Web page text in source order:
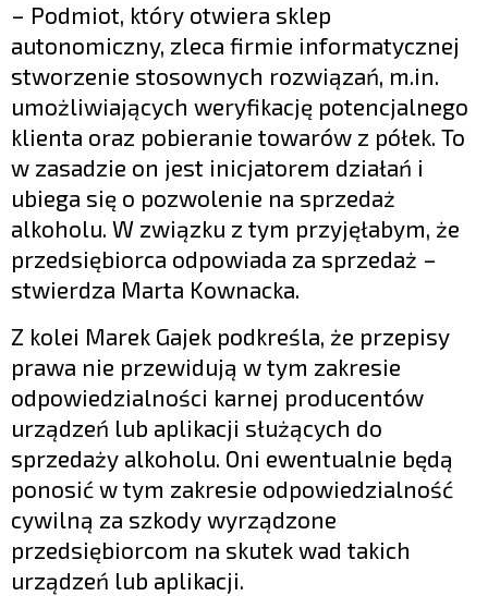
– Podmiot, który otwiera sklep
autonomiczny, zleca firmie informatycznej
stworzenie stosownych rozwiązań, m.in.
umożliwiających weryfikację potencjalnego
klienta oraz pobieranie towarów z półek. To
w zasadzie on jest inicjatorem działań i
ubiega się o pozwolenie na sprzedaż
alkoholu. W związku z tym przyjęłabym, że
przedsiębiorca odpowiada za sprzedaż –
stwierdza Marta Kownacka.
Z kolei Marek Gajek podkreśla, że przepisy
prawa nie przewidują w tym zakresie
odpowiedzialności karnej producentów
urządzeń lub aplikacji służących do
sprzedaży alkoholu. Oni ewentualnie będą
ponosić w tym zakresie odpowiedzialność
cywilną za szkody wyrządzone
przedsiębiorcom na skutek wad takich
urządzeń lub aplikacji.